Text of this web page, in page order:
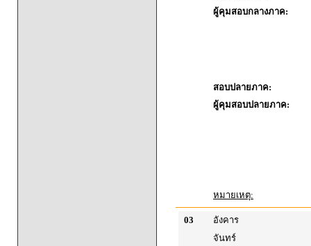
ผู้คุมสอบกลางภาค:
สอบปลายภาค:
ผู้คุมสอบปลายภาค:
หมายเหตุ:
03
อังคาร
จันทร์